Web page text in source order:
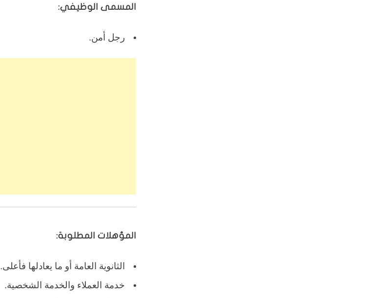
المسمى الوظيفي:
رجل أمن.
المؤهلات المطلوبة:
الثانوية العامة أو ما يعادلها فأعلى.
خدمة العملاء والخدمة الشخصية.